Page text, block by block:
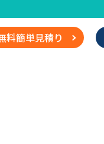
料簡単見積り